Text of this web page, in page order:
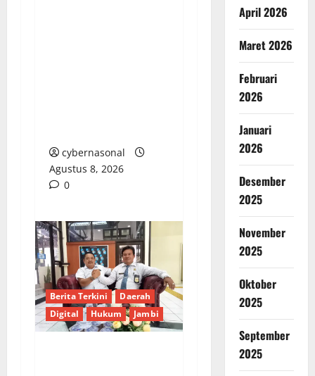
cybernasonal
Agustus 8, 2026
0
Berita Terkini
Daerah
Digital
Hukum Jambi
April 2026
Maret 2026
Februari
2026
Januari
2026
Desember
2025
November
2025
Oktober
2025
September
2025